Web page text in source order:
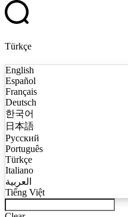
Türkçe
English
Español
Français
Deutsch
한국어
日本語
Русский
Português
Türkçe
Italiano
العربية
Tiếng Việt